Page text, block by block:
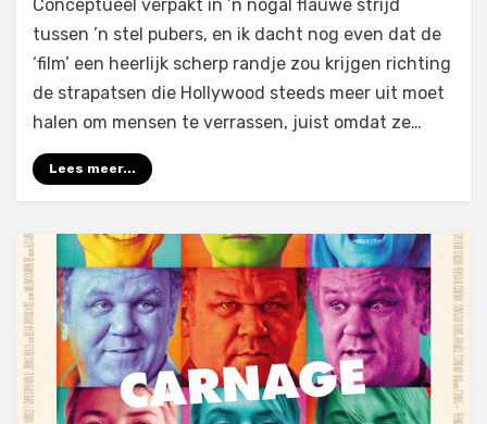
Conceptueel verpakt in ’n nogal flauwe strijd
tussen ’n stel pubers, en ik dacht nog even dat de
‘film’ een heerlijk scherp randje zou krijgen richting
de strapatsen die Hollywood steeds meer uit moet
halen om mensen te verrassen, juist omdat ze…
Lees meer...